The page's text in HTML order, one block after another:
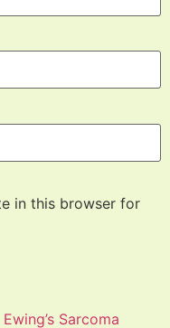
in this browser for
Ewing’s Sarcoma